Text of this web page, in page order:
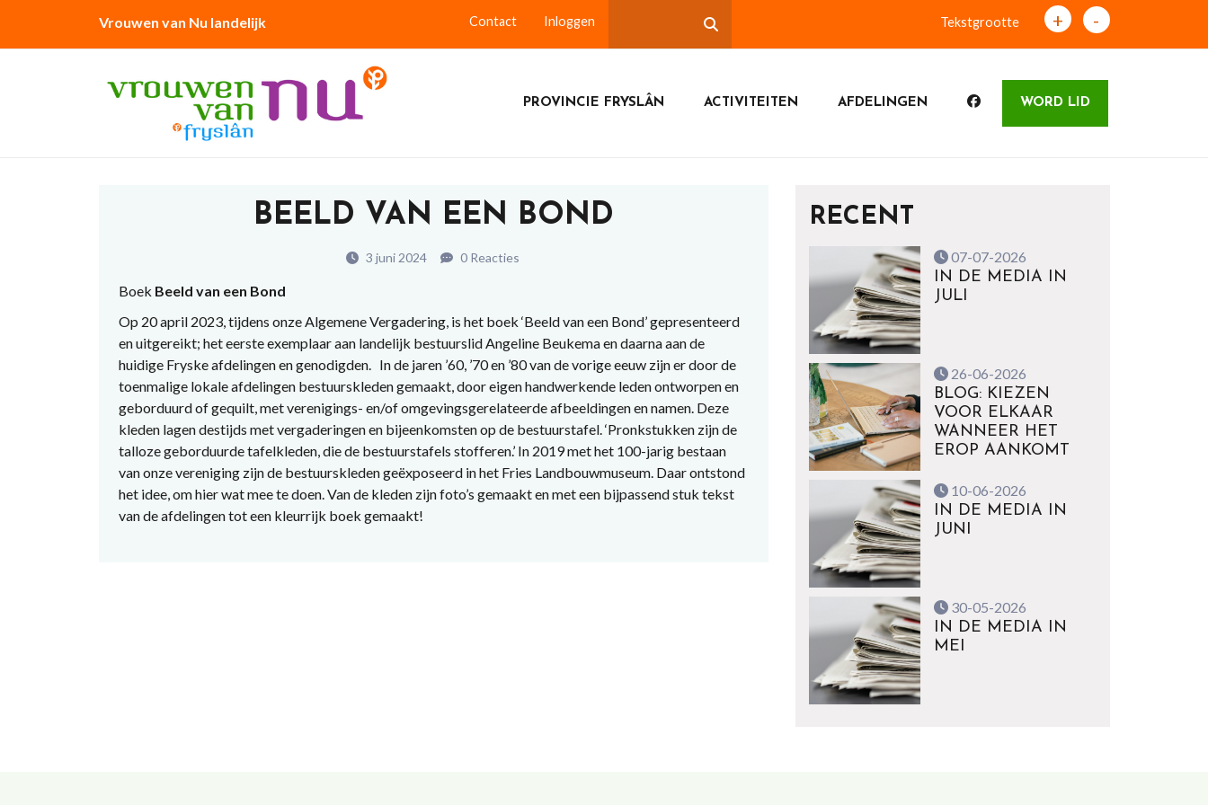
Vrouwen van Nu landelijk Contact Inloggen Tekstgrootte + -
PROVINCIE FRYSLÂN ACTIVITEITEN AFDELINGEN WORD LID
BEELD VAN EEN BOND
3 juni 2024 0 Reacties
Boek Beeld van een Bond
Op 20 april 2023, tijdens onze Algemene Vergadering, is het boek ‘Beeld van een Bond’ gepresenteerd
en uitgereikt; het eerste exemplaar aan landelijk bestuurslid Angeline Beukema en daarna aan de
huidige Fryske afdelingen en genodigden. In de jaren ’60, ’70 en ’80 van de vorige eeuw zijn er door de
toenmalige lokale afdelingen bestuurskleden gemaakt, door eigen handwerkende leden ontworpen en
geborduurd of gequilt, met verenigings- en/of omgevingsgerelateerde afbeeldingen en namen. Deze
kleden lagen destijds met vergaderingen en bijeenkomsten op de bestuurstafel. ‘Pronkstukken zijn de
talloze geborduurde tafelkleden, die de bestuurstafels stofferen.’ In 2019 met het 100-jarig bestaan
van onze vereniging zijn de bestuurskleden geëxposeerd in het Fries Landbouwmuseum. Daar ontstond
het idee, om hier wat mee te doen. Van de kleden zijn foto’s gemaakt en met een bijpassend stuk tekst
van de afdelingen tot een kleurrijk boek gemaakt!
RECENT
07-07-2026
IN DE MEDIA IN
JULI
26-06-2026
BLOG: KIEZEN
VOOR ELKAAR
WANNEER HET
EROP AANKOMT
10-06-2026
IN DE MEDIA IN
JUNI
30-05-2026
IN DE MEDIA IN
MEI